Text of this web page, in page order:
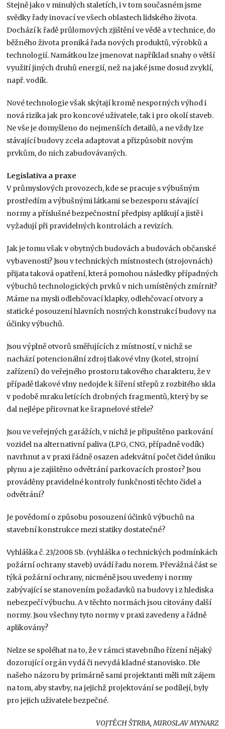
Stejně jako v minulých staletích, i v tom současném jsme
svědky řady inovací ve všech oblastech lidského života.
Dochází k řadě průlomových zjištění ve vědě a v technice, do
běžného života proniká řada nových produktů, výrobků a
technologií. Namátkou lze jmenovat například snahy o větší
využití jiných druhů energií, než na jaké jsme dosud zvyklí,
např. vodík.
Nové technologie však skýtají kromě nesporných výhod i
nová rizika jak pro koncové uživatele, tak i pro okolí staveb.
Ne vše je domyšleno do nejmenších detailů, a ne vždy lze
stávající budovy zcela adaptovat a přizpůsobit novým
prvkům, do nich zabudovávaných.
Legislativa a praxe
V průmyslových provozech, kde se pracuje s výbušným
prostředím a výbušnými látkami se bezesporu stávající
normy a příslušné bezpečnostní předpisy aplikují a jistě i
vyžadují při pravidelných kontrolách a revizích.
Jak je tomu však v obytných budovách a budovách občanské
vybavenosti? Jsou v technických místnostech (strojovnách)
přijata taková opatření, která pomohou následky případných
výbuchů technologických prvků v nich umístěných zmírnit?
Máme na mysli odlehčovací klapky, odlehčovací otvory a
statické posouzení hlavních nosných konstrukcí budovy na
účinky výbuchů.
Jsou výplně otvorů směřujících z místností, v nichž se
nachází potencionální zdroj tlakové vlny (kotel, strojní
zařízení) do veřejného prostoru takového charakteru, že v
případě tlakové vlny nedojde k šíření střepů z rozbitého skla
v podobě mraku letících drobných fragmentů, který by se
dal nejlépe přirovnat ke šrapnelové střele?
Jsou ve veřejných garážích, v nichž je připuštěno parkování
vozidel na alternativní paliva (LPG, CNG, případně vodík)
navrhnut a v praxi řádně osazen adekvátní počet čidel úniku
plynu a je zajištěno odvětrání parkovacích prostor? Jsou
prováděny pravidelné kontroly funkčnosti těchto čidel a
odvětrání?
Je povědomí o způsobu posouzení účinků výbuchů na
stavební konstrukce mezi statiky dostatečné?
Vyhláška č. 23/2008 Sb. (vyhláška o technických podmínkách
požární ochrany staveb) uvádí řadu norem. Převážná část se
týká požární ochrany, nicméně jsou uvedeny i normy
zabývající se stanovením požadavků na budovy i z hlediska
nebezpečí výbuchu. A v těchto normách jsou citovány další
normy. Jsou všechny tyto normy v praxi zavedeny a řádně
aplikovány?
Nelze se spoléhat na to, že v rámci stavebního řízení nějaký
dozorující orgán vydá či nevydá kladné stanovisko. Dle
našeho názoru by primárně sami projektanti měli mít zájem
na tom, aby stavby, na jejichž projektování se podílejí, byly
pro jejich uživatele bezpečné.
VOJTĚCH ŠTRBA, MIROSLAV MYNARZ